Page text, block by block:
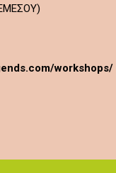
workshops/